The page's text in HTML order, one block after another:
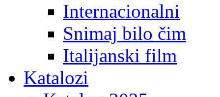
Internacionalni
Snimaj bilo čim
Italijanski film
Katalozi